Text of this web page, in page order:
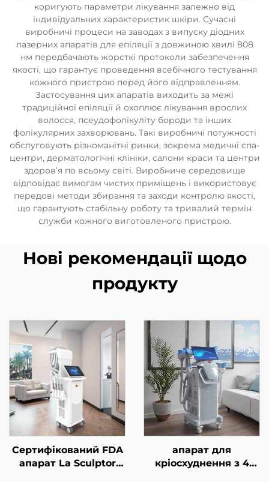
коригують параметри лікування залежно від
індивідуальних характеристик шкіри. Сучасні
виробничі процеси на заводах з випуску діодних
лазерних апаратів для епіляції з довжиною хвилі 808
нм передбачають жорсткі протоколи забезпечення
якості, що гарантує проведення всебічного тестування
кожного пристрою перед його відправленням.
Застосування цих апаратів виходить за межі
традиційної епіляції й охоплює лікування врослих
волосся, псеудофолікуліту бороди та інших
фолікулярних захворювань. Такі виробничі потужності
обслуговують різноманітні ринки, зокрема медичні спа-
центри, дерматологічні клініки, салони краси та центри
здоров’я по всьому світі. Виробниче середовище
відповідає вимогам чистих приміщень і використовує
передові методи збирання та заходи контролю якості,
що гарантують стабільну роботу та тривалий термін
служби кожного виготовленого пристрою.
Нові рекомендації щодо
продукту
Сертифікований FDA
апарат La Sculptor
апарат для
кріосхуднення з 4